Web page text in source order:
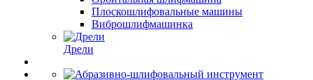
Плоскошлифовальные машины
Виброшлифмашинка
Дрели